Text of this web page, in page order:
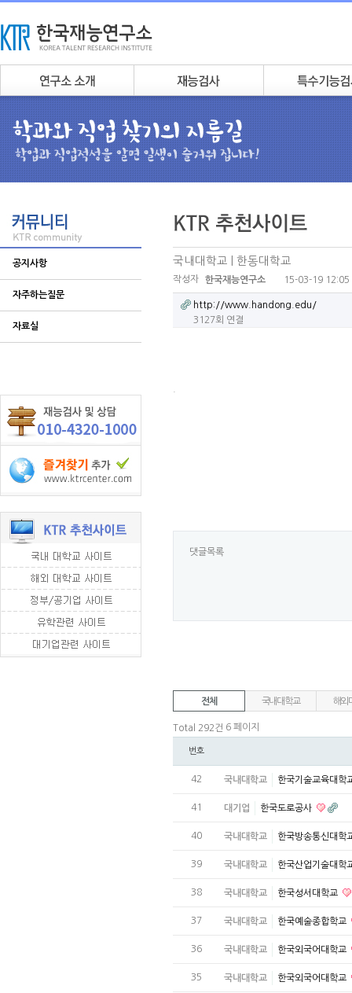
공지사항
자주하는질문
자료실
국내대학교 | 한동대학교
작성자 한국재능연구소 15-03-19 12:05
http://www.handong.edu/
3127회 연결
댓글목록
전체 국내대학교 해외
Total 292건 6 페이지
번호
42 국내대학교 한국기술교육대학
41 대기업 한국도로공사
40 국내대학교 한국방송통신대학
39 국내대학교 한국산업기술대학
38 국내대학교 한국성서대학교
37 국내대학교 한국예술종합학교
36 국내대학교 한국외국어대학교
35 국내대학교 한국외국어대학교